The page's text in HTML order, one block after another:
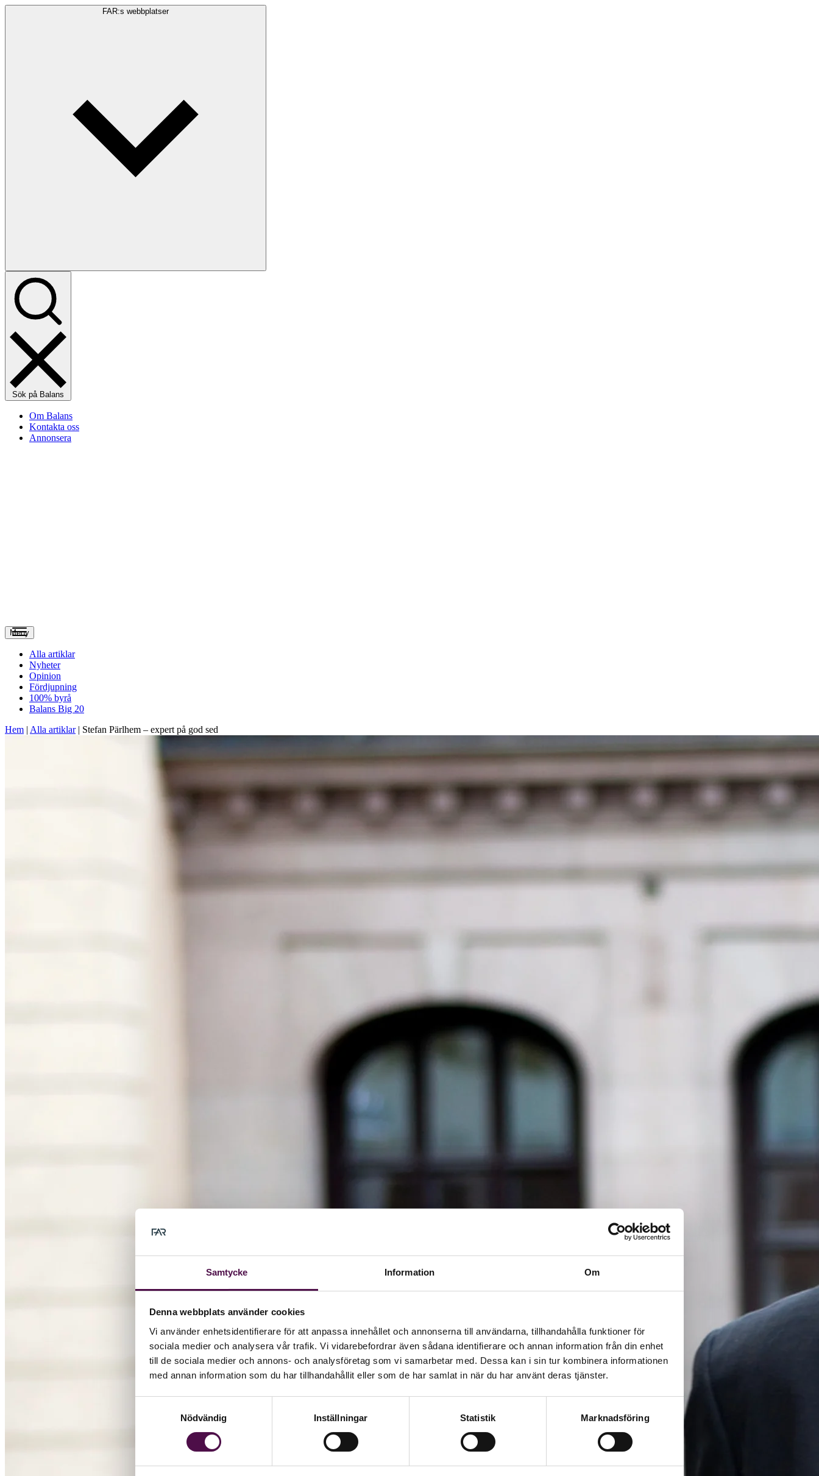
Samtycke Information Om
Denna webbplats använder cookies
Vi använder enhetsidentifierare för att anpassa innehållet och annonserna till användarna, tillhandahålla funktioner för
sociala medier och analysera vår trafik. Vi vidarebefordrar även sådana identifierare och annan information från din enhet
till de sociala medier och annons- och analysföretag som vi samarbetar med. Dessa kan i sin tur kombinera informationen
med annan information som du har tillhandahållit eller som de har samlat in när du har använt deras tjänster.
Nödvändig
Inställningar Statistik Marknadsföring
FAR:s webbplatser
Sök på Balans
Om Balans
Kontakta oss
Annonsera
Meny
Alla artiklar
Nyheter
Opinion
Fördjupning
100% byrå
Balans Big 20
Hem | Alla artiklar| Stefan Pärlhem – expert på god sed